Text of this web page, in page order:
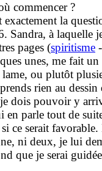
commencer ?
exactement la
Sandra, à laquelle
pages (spiritisme
unes, me fait un
ou plutôt
rien au
dois pouvoir y
en parle tout de
ce serait
ni deux, je lui
que je serai